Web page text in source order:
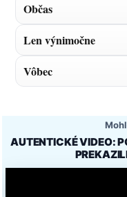
Občas
Len výnimočne
Vôbec
AUTENTICKÉ VIDEO: